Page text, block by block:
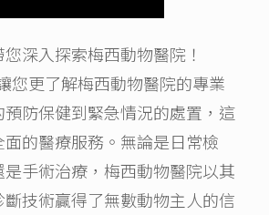
深入探索梅西動物醫院！
您更了解梅西動物醫院的專業
防保健到緊急情況的處置，這
的醫療服務。無論是日常檢
手術治療，梅西動物醫院以其
技術贏得了無數動物主人的信